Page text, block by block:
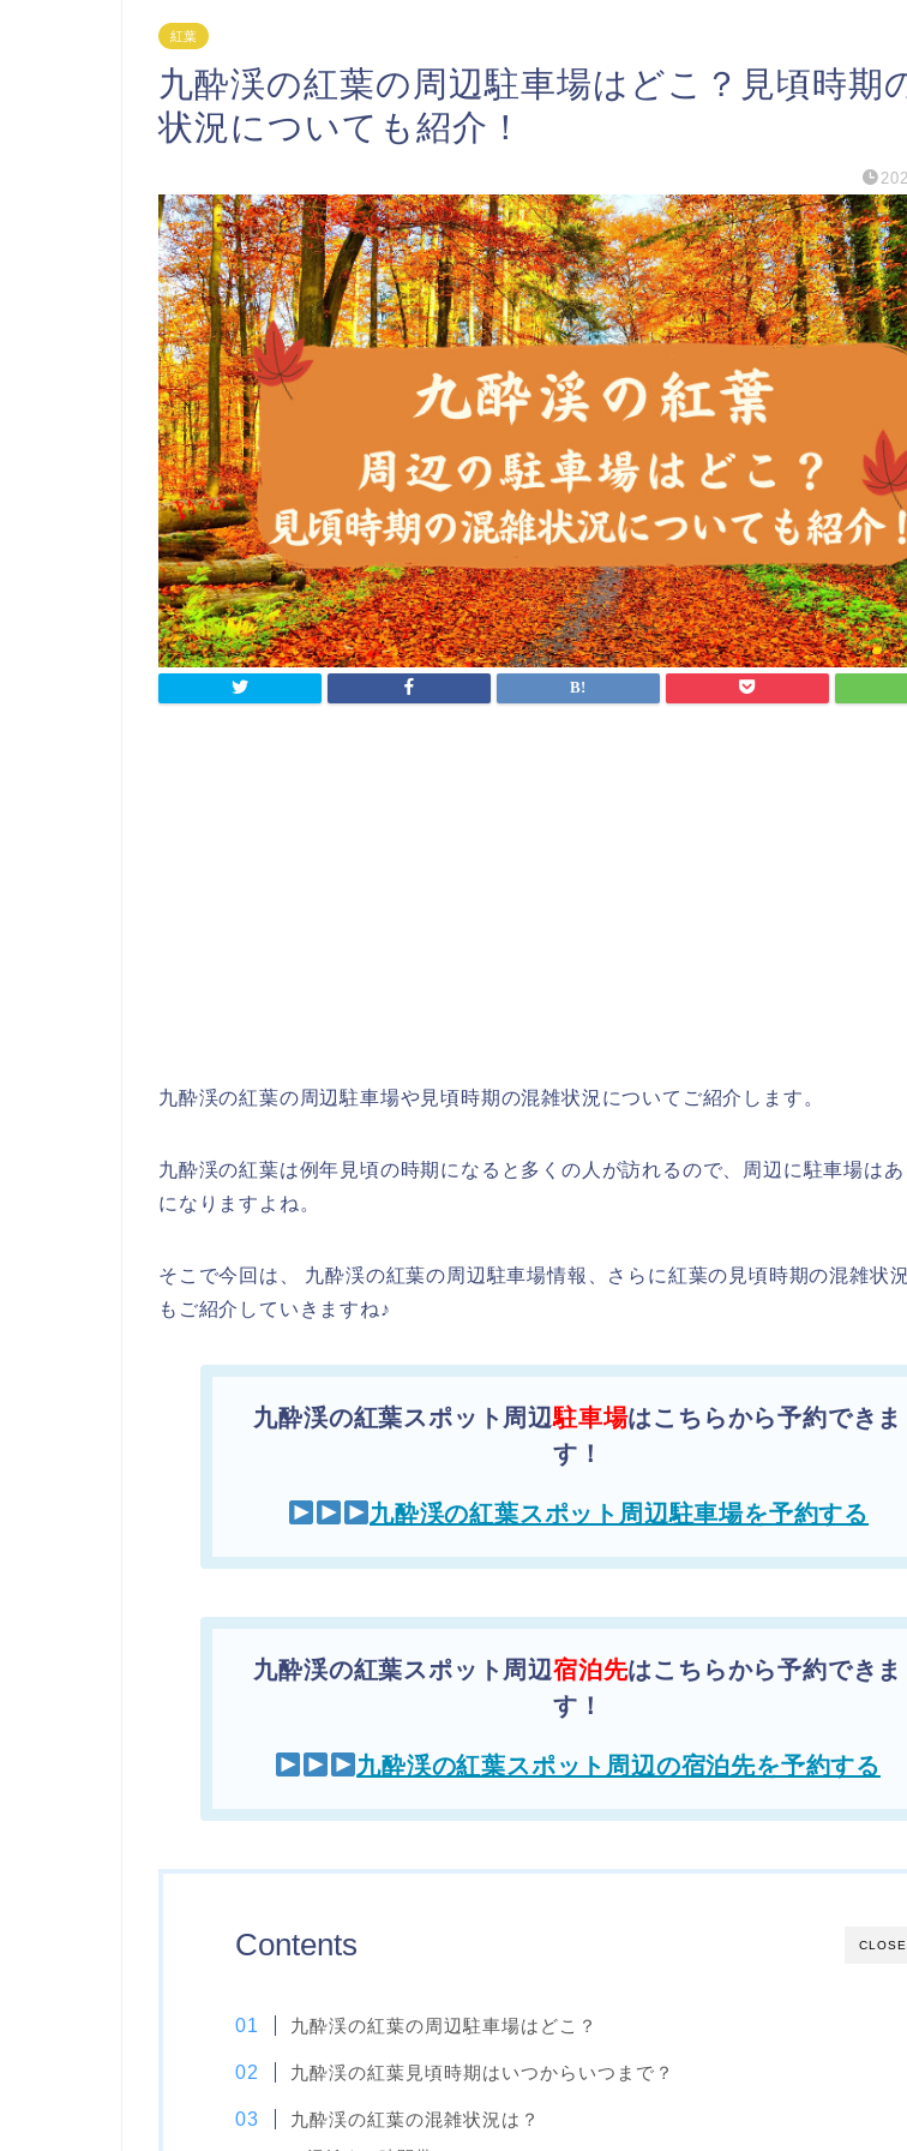
紅葉
九酔渓の紅葉の周辺駐車場はどこ？見頃時期
状況についても紹介！
九酔渓の紅葉の周辺駐車場や見頃時期の混雑状況についてご紹介します。
九酔渓の紅葉は例年見頃の時期になると多くの人が訪れるので、周辺に駐車場は
になりますよね。
そこで今回は、 九酔渓の紅葉の周辺駐車場情報、さらに紅葉の見頃時期の混雑状
もご紹介していきますね♪
九酔渓の紅葉スポット周辺駐車場はこちらから予約できま
す！
九酔渓の紅葉スポット周辺駐車場を予約する
九酔渓の紅葉スポット周辺宿泊先はこちらから予約できま
す！
九酔渓の紅葉スポット周辺の宿泊先を予約する
CLOSE
Contents
九酔渓の紅葉の周辺駐車場はどこ？
九酔渓の紅葉見頃時期はいつからいつまで？
九酔渓の紅葉の混雑状況は？